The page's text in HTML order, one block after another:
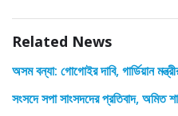
Related News
অসম বন্যা: গোগোইর দাবি, গার্ডিয়ান
সংসদে সপা সাংসদদের প্রতিবাদ, অমিত